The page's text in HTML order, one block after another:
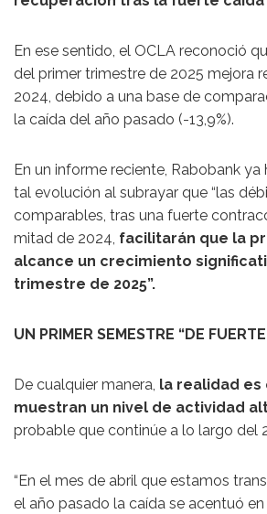
En ese sentido, el OCLA reconoció
del primer trimestre de 2025 mejora
2024, debido a una base de
la caída del año pasado (-13,9%).
En un informe reciente, Rabobank
tal evolución al subrayar que “las
comparables, tras una fuerte
mitad de 2024, facilitarán que la
alcance un crecimiento
trimestre de 2025”.
UN PRIMER SEMESTRE “DE
De cualquier manera, la realidad es
muestran un nivel de actividad
probable que continúe a lo largo del
“En el mes de abril que estamos
el año pasado la caída se acentuó